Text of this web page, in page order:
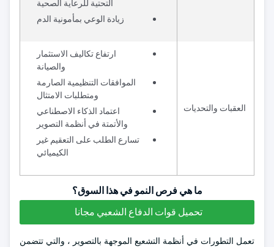
التحتية للرعاية الصحية
زيادة الوعي بمأمونية الدم
العقبات والتحديات
ارتفاع تكاليف الاستثمار
والصيانة
الموافقات التنظيمية الصارمة
ومتطلبات الامتثال
اعتماد الذكاء الاصطناعي
والأتمتة في أنظمة التصوير
تسارع الطلب على التعقيم غير
الكيميائي
ما هي فرص النمو في هذا السوق؟
تحميل قوات الدفاع الشعبي مجانا
تعمل التطورات في أنظمة التشعيع الموجهة بالتصوير ، والتي تتضمن